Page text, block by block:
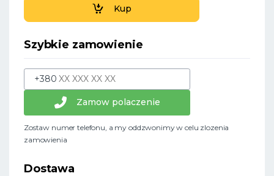
Kup
Szybkie zamowienie
+380
Zamow polaczenie
Zostaw numer telefonu, a my oddzwonimy w celu zlozenia
zamowienia
Dostawa